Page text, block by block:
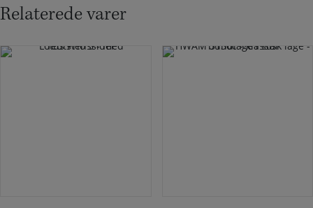
bundlåge
antal
Relaterede varer